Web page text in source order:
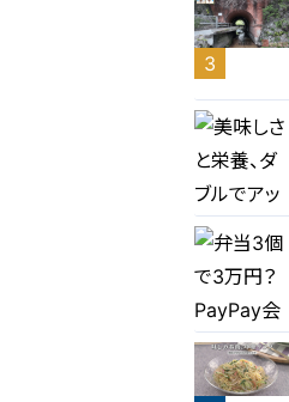
2
3
4